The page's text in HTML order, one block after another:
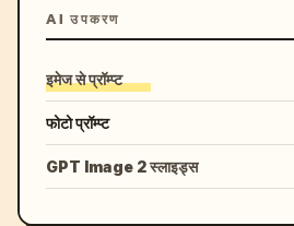
AI उपकरण
इमेज से प्रॉम्प्ट
फोटो प्रॉम्प्ट
GPT Image 2 स्लाइड्स